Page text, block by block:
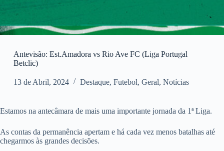
Antevisão: Est.Amadora vs Rio Ave FC (Liga Portugal
Betclic)
13 de Abril, 2024 Destaque, Futebol, Geral, Notícias
Estamos na antecâmara de mais uma importante jornada da 1ª Liga.
As contas da permanência apertam e há cada vez menos batalhas até
chegarmos às grandes decisões.